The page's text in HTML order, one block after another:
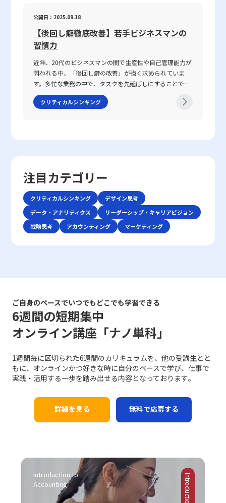
踏まえる必要があります。まず、会話の基本となる前提条
件を共有することが不可欠です。会議や打ち合わせの冒頭
で議論のゴールや目的、前提条件を再確認することで、話
の軸がぶれるのを防ぐことができます。具体的な対策とし
ては、以下の点が挙げられます。・まず、話の内容は具体
的に整理し、主語と述語を明確にすることが重要です。特
に急いでいる状況や複雑な問題を扱う場合、あいまいな表
現を避け、論点を整理して伝える努力が必要です。・次
に、相手の理解度を随時確認することが推奨されます。た
ブル回避に寄与します。・さらに、自己の思考を論理的に
果として仕事で話が噛み合わない人との対処法がより効果
的に機能します。論理的思考は、複雑な情報をシンプルに
まとめるための基本スキルであり、コミュニケーションの
質を大きく左右します。これらの注意点を踏まえた上で、
処法」として認識される具体的な戦略を、実践例とともに
解説します。多岐にわたる原因に対して、個々のケースに
応じた対策を講じることが求められます。まず、会話の開
始時に必ず現状の認識を共有することが基本です。長年の
双方のコミュニケーションの齟齬を防ぐ第一歩です。たと
えば、新たなプロジェクトのキックオフミーティングで
は、各参加者が同じゴールと進行予定を共有することで、
ニケーションにおいても、相手の表情や声のトーン、さら
には話の流れからその理解度を汲み取る姿勢が重要です。
経験豊富なマネージャーの中には、相手の話し方をよく観
です。特に、感情が絡んだ会話や大きな意思決定が必要な
シーンでは、一度話題を持ち帰り、冷静な判断のもとで再
度議論を交わすことで、双方にとって納得のいく結論に至
ることが期待されます。最後に、自己の伝達力を向上させ
く、個人の素質と経験が複雑に絡み合っています。「ビジ
は、論理的思考、傾聴力、発信力といった要素を統合し、
相手に正確かつ効果的なメッセージを伝えることで、相手
より、メール、チャット、ビデオ会議など多様なコミュニ
ケーション手法が登場しました。しかし、テキストや非対
面のやりとりは時に「既読未読」「いいね」といった簡易
な反応だけに頼る傾向があり、誤解や遅延が発生する可能
性があります。このため、現代のビジネスシーンでは、対
む複合的なプロセスであり、相手にどこまで伝わったか、
あるいは誤解が生じたかを見極める能力が必要となりま
す。「ビジネスにおけるコミュニケーション能力」で成功
を収めるためには、自身の伝えたい内容を明確に定義し、
使用する手段・場面に応じて最適な技術を選択できる柔軟
性が求められます。 特に、若手ビジネスマンにとっては、
ムなやりとりなど、各シーンで必要とされる細やかな配慮
が質の高いコミュニケーションを実現する鍵となります。
コミュニケーション能力の注意点 コミュニケーション能力
を高めるためには、単に技術を習得するだけでなく、いく
ず、情報伝達とコミュニケーションの違いに注意が必要で
す。単なるデータや数字の伝達が成功したとしても、相手
がその情報をどう受け取り、行動に移すかはまた別の問題
いては、相手に正しく意図が伝わるかどうかが重要であ
り、結果として行動変容が起こることが成功指標となりま
す。 また、コミュニケーションには必ずしも相手に完全に
らを適切に使い分けることが求められます。誤解を生むリ
スクがあるため、「既読」や「いいね」など、オンライン
での簡素なサインに依存しすぎると、真意が伝わらず、結
果として混乱が生じる恐れがあります。 さらに、自分自身
注意点を体系的に整理しました。 レッドオーシャンとは
「レッドオーシャン」とは、既存市場における熾烈な競争
環境を表す比喩表現です。この概念は、2005年にW・チャ
ー・オーシャン戦略』にて取り上げられ、赤く血に染まっ
た海をイメージすることで、限られた需要を巡って多数の
企業が激しく争う状況を表現しています。特に、レッドオ
ーシャの 戦い方としてのアプローチは、価格競争に終始し
やすい市場の中で如何にして自社の独自性を打ち出すか、
争いが交錯し、限られた市場シェアの取り合いが続きま
す。そのため、レッドオーシャンの戦い方においては、自
社の強みや独自性を生かした戦略立案が不可欠となりま
す。 レッドオーシャン 戦い方の基本戦略 レッドオーシャ
ン市場で成功を収めるためには、以下の3つの基本戦略が
有効であるとされています。第一に、差別化戦略です。他
社と同じ製品・サービスを提供していては、顧客は選択に
ます。ユニクロが示した事例のように、大量仕入れや生産
工程の合理化によって、低価格でも品質を維持することが
できれば、急激な価格競争にも耐える力が養われるので
す。ただし、過度なコスト削減は品質低下やブランド価値
が重要です。 第三に、ニッチ戦略です。市場全体ではな
く、特定の顧客セグメントや特定のニーズに特化すること
で、競争相手の少ない領域を開拓します。高級車市場にお
ド価値を提供する成功例と言えるでしょう。この戦略は、
レッドオーシャンの戦い方の一環として、自社の強みや専
門性を最大限に活かすための戦略として注目されていま
市場環境はかつてないほど複雑かつダイナミックになって
います。さらに、デジタルトランスフォーメーション
（DX）の波に乗ることで、従来のビジネスモデルに大きな
変革が起きています。このような時代で「レッドオーシャ
ンの戦い方」を模索する際、伝統的な戦略だけではなく、
公開日：2025.09.18
【後回し癖徹底改善】若手ビジネスマンの
習慣力
近年、20代のビジネスマンの間で生産性や自己管理能力が
問われる中、「後回し癖の改善」が強く求められていま
す。多忙な業務の中で、タスクを先延ばしにすることで生
じるストレスや自信喪失、生産性の低下は、キャリア形成
において決定的なマイナス要素となりかねません。この記
改善に向けた実践的アプローチを解説します。 先延ばし癖
とは 先延ばし癖とは、必要なタスクや業務を期限内に着
手・遂行せず、後回しにする習慣や傾向を指します。この
現象は単なる怠慢や意志の弱さだけに起因するものではな
く、心理的要因や環境要因の複合的な結果とも言えます。
例えば、失敗への恐怖心や完璧主義、さらにはADHD（注
いことによるストレスの増加、結果的な自信喪失、そして
長期的にはキャリアチャンスの逸失へとつながります。こ
のような問題は個人だけでなく、チームや組織全体に影響
を及ぼすため、早期に原因を特定し、適切な対策を講じる
自分自身を見つめ直し、効率的な業務遂行と成長機会を確
実に捉えるための重要なステップと言えるでしょう。 近年
は特に、テクノロジーの発展とともに多様な働き方が広が
その中で「後回し癖の改善」に取り組むことは、単なる習
慣の見直しにとどまらず、自己のキャリア戦略を見直すた
めの重要な要素ともなっています。次のセクションでは、
ず、先延ばし癖が進行すると、日々の業務に対する自己効
力感が低下し、やがて自信を失う危険性が高まります。仕
事を着手するたびに「また先延ばしをしてしまった」とい
う自己否定的な考えが自己評価を下げ、メンタルの悪循環
クリティカルシンキング
注目カテゴリー
クリティカルシンキング
デザイン思考
データ・アナリティクス
リーダーシップ・キャリアビジョン
戦略思考
アカウンティング マーケティング
ご自身のペースでいつでもどこでも学習できる
6週間の短期集中
オンライン講座「ナノ単科」
1週間毎に区切られた6週間のカリキュラムを、他の受講生とと
もに、オンラインかつ好きな時に自分のペースで学び、仕事で
実践・活用する一歩を踏み出せる内容となっております｡
詳細を見る 無料で応募する
Introduction to
Accounting